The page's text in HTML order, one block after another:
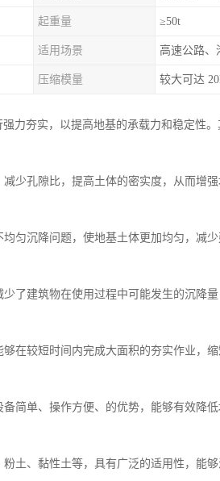
起重量 ≥50t
适用场景 高速公路、
压缩模量 较大可达
力夯实，以提高地基的承载力和稳定性
少孔隙比，提高土体的密实度，从而增
匀沉降问题，使地基土体更加均匀，减
了建筑物在使用过程中可能发生的沉降
在较短时间内完成大面积的夯实作业，
简单、操作方便、的优势，能够有效降
土、黏性土等，具有广泛的适用性，能